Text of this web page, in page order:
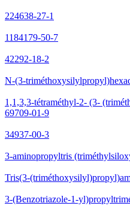
224638-27-1
1184179-50-7
42292-18-2
N-(3-
1,1,3,3-tétraméthyl-2- (3-
69709-01-9
34937-00-3
3-aminopropyltris
Tris(3-
3-(Benzotriazole-1-